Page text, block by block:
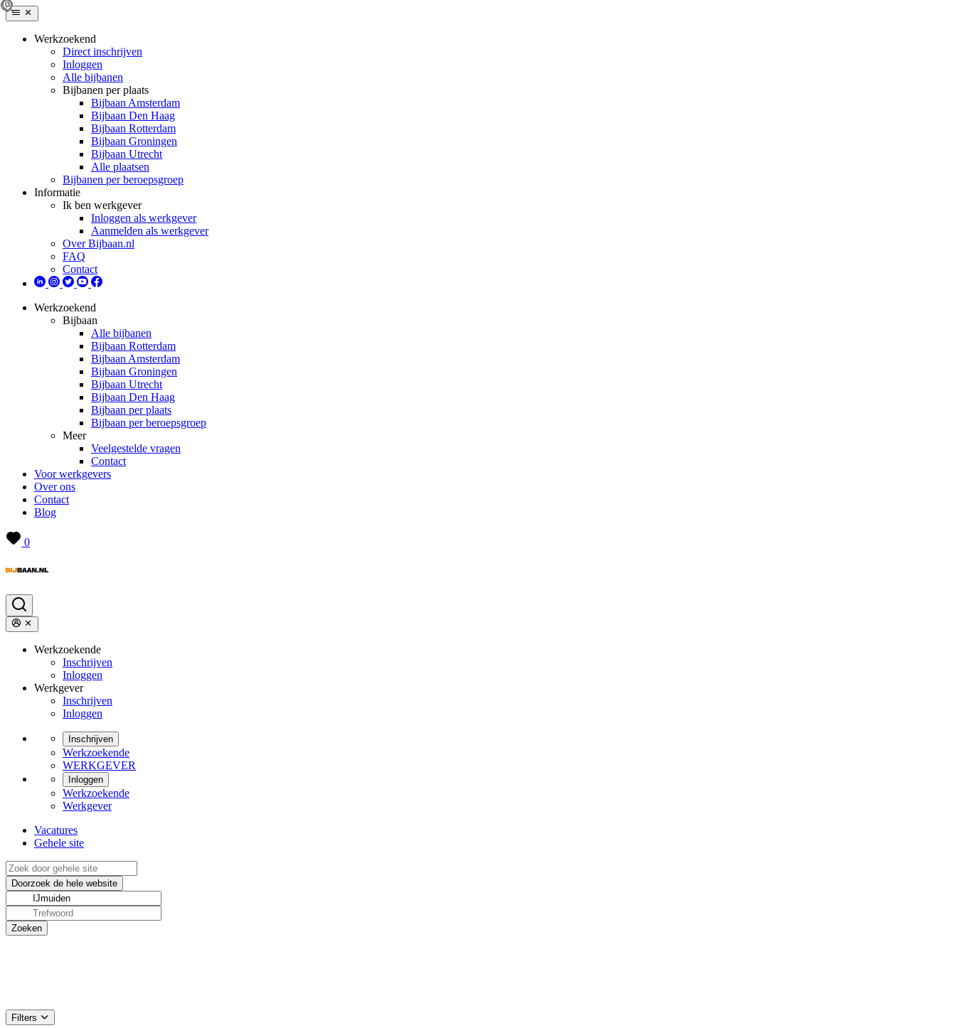
Werkzoekend
Direct inschrijven
Inloggen
Alle bijbanen
Bijbanen per plaats
Bijbaan Amsterdam
Bijbaan Den Haag
Bijbaan Rotterdam
Bijbaan Groningen
Bijbaan Utrecht
Alle plaatsen
Bijbanen per beroepsgroep
Informatie
Ik ben werkgever
Inloggen als werkgever
Aanmelden als werkgever
Over Bijbaan.nl
FAQ
Contact
Werkzoekend
Bijbaan
Alle bijbanen
Bijbaan Rotterdam
Bijbaan Amsterdam
Bijbaan Groningen
Bijbaan Utrecht
Bijbaan Den Haag
Bijbaan per plaats
Bijbaan per beroepsgroep
Meer
Veelgestelde vragen
Contact
Voor werkgevers
Over ons
Contact
Blog
0
Werkzoekende
Inschrijven
Inloggen
Werkgever
Inschrijven
Inloggen
Inschrijven
Werkzoekende
WERKGEVER
Inloggen
Werkzoekende
Werkgever
Vacatures
Gehele site
Filters